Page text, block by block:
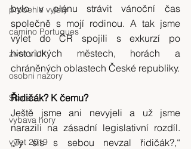
probehle vylety
camino Portugues
zivot v UK
osobni nazory
Skotsko
vybava hory
výlet 2019
bylo v plánu strávit vánoční čas
společně s mojí rodinou. A tak jsme
výlet do ČR spojili s exkurzí po
historických městech, horách a
chráněných oblastech České republiky.
Řidičák? K čemu?
Ještě jsme ani nevyjeli a už jsme
narazili na zásadní legislativní rozdíl.
„Ty sis s sebou nevzal řidičák?,“